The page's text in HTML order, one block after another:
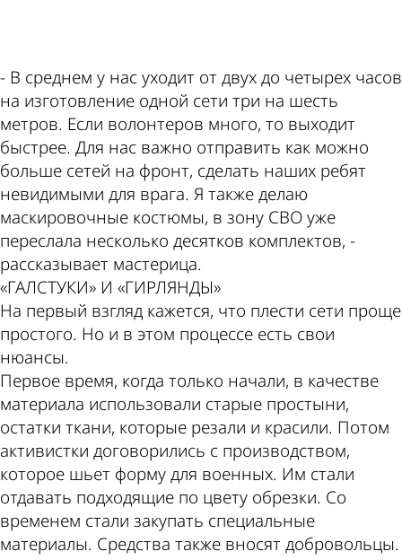
- В среднем у нас уходит от двух до четырех часов
на изготовление одной сети три на шесть
метров. Если волонтеров много, то выходит
быстрее. Для нас важно отправить как можно
больше сетей на фронт, сделать наших ребят
невидимыми для врага. Я также делаю
маскировочные костюмы, в зону СВО уже
переслала несколько десятков комплектов, -
рассказывает мастерица.
«ГАЛСТУКИ» И «ГИРЛЯНДЫ»
На первый взгляд кажется, что плести сети проще
простого. Но и в этом процессе есть свои
нюансы.
Первое время, когда только начали, в качестве
материала использовали старые простыни,
остатки ткани, которые резали и красили. Потом
активистки договорились с производством,
которое шьет форму для военных. Им стали
отдавать подходящие по цвету обрезки. Со
временем стали закупать специальные
материалы. Средства также вносят добровольцы.